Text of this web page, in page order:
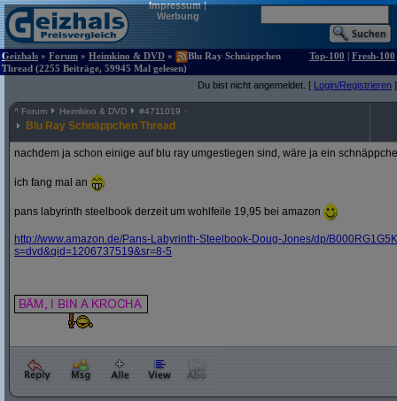
Impressum|
Werbung
Geizhals » Forum » Heimkino & DVD »
Blu Ray Schnäppchen
Thread (2255 Beiträge, 59945 Mal gelesen)
Top-100 | Fresh-100
Du bist nicht angemeldet. [ Login/Registrieren ]
^ Forum Heimkino & DVD #4711019
Blu Ray Schnäppchen Thread
nachdem ja schon einige auf blu ray umgestiegen sind, wäre ja ein
ich fang mal an
pans labyrinth steelbook derzeit um wohlfeile 19,95 bei amazon
http://www.amazon.de/Pans-Labyrinth-Steelbook-Doug-Jones/dp/
s=dvd&qid=1206737519&sr=8-5